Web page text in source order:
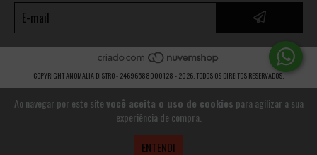
Ao navegar por este sitevocê aceita o uso de cookies para agilizar a sua
experiência de compra.
ENTENDI
COPYRIGHT ANOMALIA DISTRO - 24696588000128 - 2026. TODOS OS DIREITOS RESERVADOS.